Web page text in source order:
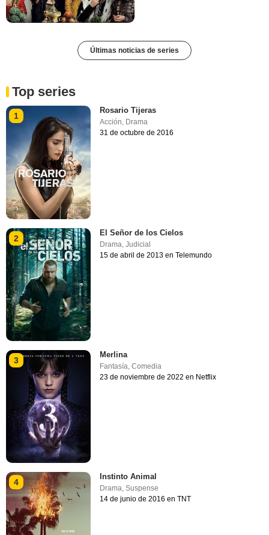
Últimas noticias de series
Top series
1
Rosario Tijeras
Acción, Drama
31 de octubre de 2016
2
El Señor de los Cielos
Drama ,Judicial
15 de abril de 2013 en Telemundo
3
Merlina
Fantasía,Comedia
23 de noviembre de 2022 en Netflix
4
Instinto Animal
Drama,Suspense
14 de junio de 2016 en TNT